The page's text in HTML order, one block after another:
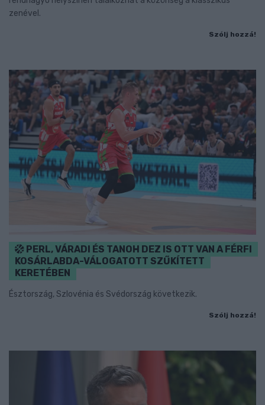
zenével.
Szólj hozzá!
PERL, VÁRADI ÉS TANOH DEZ IS OTT VAN A FÉRFI
KOSÁRLABDA-VÁLOGATOTT SZŰKÍTETT
KERETÉBEN
Észtország, Szlovénia és Svédország következik.
Szólj hozzá!